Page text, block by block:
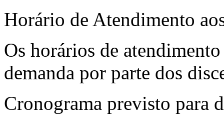
Horário de Atendimento
Os horários de
demanda por parte dos
Cronograma previsto para